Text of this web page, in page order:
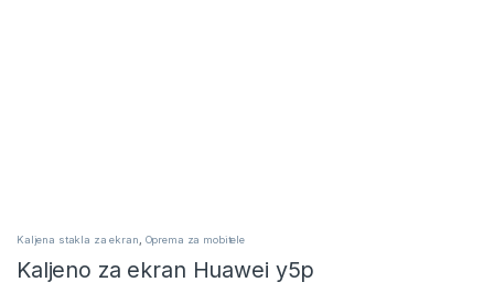
Kaljena stakla za ekran Oprema za mobitele
Kaljeno za ekran Huawei y5p